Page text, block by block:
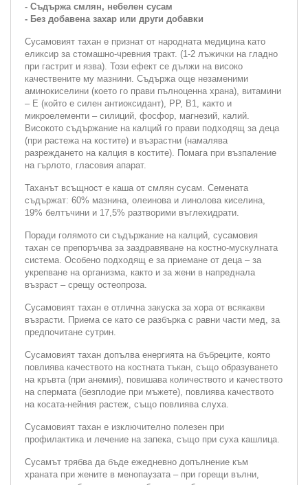
- Съдържа смлян, небелен сусам
- Без добавена захар или други добавки
Сусамовият тахан е признат от народната медицина като
еликсир за стомашно-чревния тракт. (1-2 лъжички на гладно
при гастрит и язва). Този ефект се дължи на високо
качествените му мазнини. Съдържа още незаменими
аминокиселини (което го прави пълноценна храна), витамини
– Е (който е силен антиоксидант), РР, В1, както и
микроелементи – силиций, фосфор, магнезий, калий.
Високото съдържание на калций го прави подходящ за деца
(при растежа на костите) и възрастни (намалява
разреждането на калция в костите). Помага при възпаление
на гърлото, гласовия апарат.
Таханът всъщност е каша от смлян сусам. Семената
съдържат: 60% мазнина, олеинова и линолова киселина,
19% белтъчини и 17,5% разтворими въглехидрати.
Поради голямото си съдържание на калций, сусамовия
тахан се препоръчва за заздравяване на костно-мускулната
система. Особено подходящ е за приемане от деца – за
укрепване на организма, както и за жени в напреднала
възраст – срещу остеопроза.
Сусамовият тахан е отлична закуска за хора от всякакви
възрасти. Приема се като се разбърка с равни части мед, за
предпочитане сутрин.
Сусамовият тахан допълва енергията на бъбреците, която
повлиява качеството на костната тъкан, също образуването
на кръвта (при анемия), повишава количеството и качеството
на спермата (безплодие при мъжете), повлиява качеството
на косата-нейния растеж, също повлиява слуха.
Сусамовият тахан е изключително полезен при
профилактика и лечение на запека, също при суха кашлица.
Сусамът трябва да бъде ежедневно допълнение към
храната при жените в менопаузата – при горещи вълни,